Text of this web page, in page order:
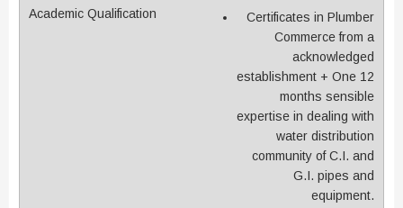
Certificates in Plumber
Commerce from a
acknowledged
establishment + One 12
months sensible
expertise in dealing with
water distribution
community of C.I. and
G.I. pipes and
equipment.